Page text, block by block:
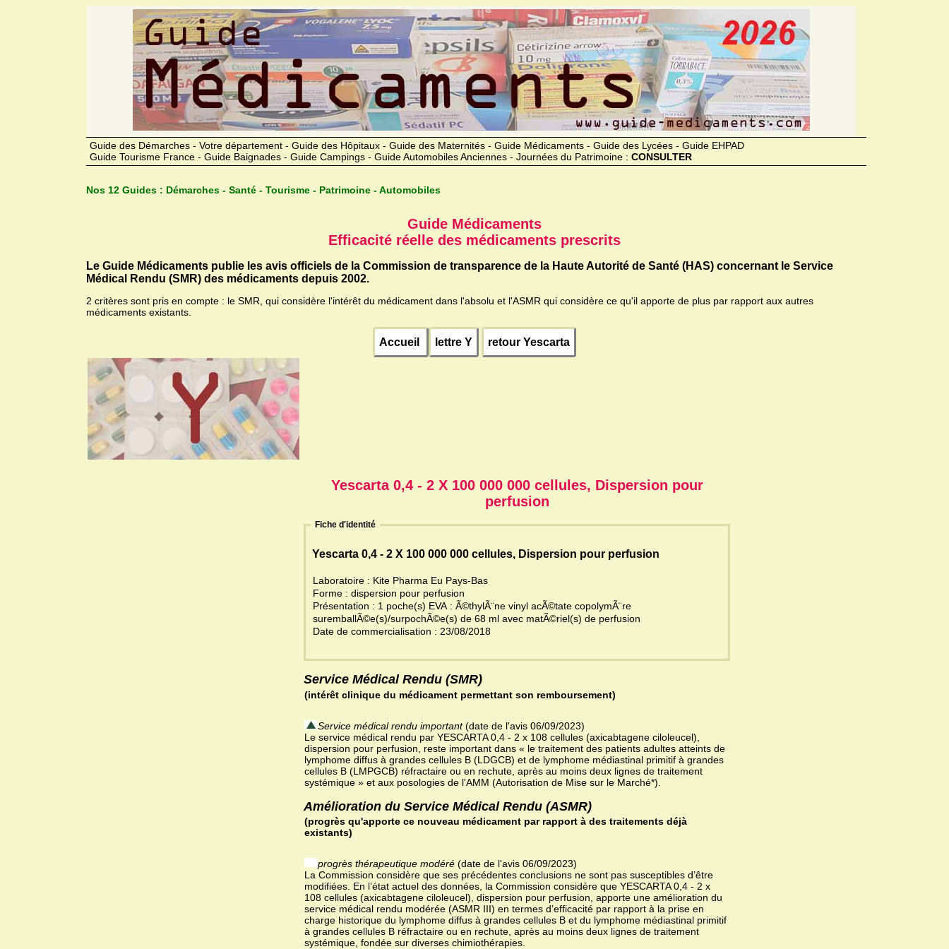
Guide des Démarches - Votre département - Guide des Hôpitaux - Guide des Maternités - Guide Médicaments - Guide des Lycées - Guide EHPAD
Guide Tourisme France - Guide Baignades - Guide Campings - Guide Automobiles Anciennes - Journées du Patrimoine : CONSULTER
Nos 12 Guides : Démarches - Santé - Tourisme - Patrimoine - Automobiles
Guide Médicaments
Efficacité réelle des médicaments prescrits
Le Guide Médicaments publie les avis officiels de la Commission de transparence de la Haute Autorité de Santé (HAS) concernant le Service
Médical Rendu (SMR) des médicaments depuis 2002.
2 critères sont pris en compte : le SMR, qui considère l'intérêt du médicament dans l'absolu et l'ASMR qui considère ce qu'il apporte de plus par rapport aux autres
médicaments existants.
Accueil lettre Y retour Yescarta
Yescarta 0,4 - 2 X 100 000 000 cellules, Dispersion pour
perfusion
Fiche d'identité
Yescarta 0,4 - 2 X 100 000 000 cellules, Dispersion pour perfusion
Laboratoire : Kite Pharma Eu Pays-Bas
Forme : dispersion pour perfusion
Présentation : 1 poche(s) EVA : Ã©thylÃ¨ne vinyl acÃ©tate copolymÃ¨re
suremballÃ©e(s)/surpochÃ©e(s) de 68 ml avec matÃ©riel(s) de perfusion
Date de commercialisation : 23/08/2018
Service Médical Rendu (SMR)
(intérêt clinique du médicament permettant son remboursement)
Service médical rendu important(date de l'avis 06/09/2023)
Le service médical rendu par YESCARTA 0,4 - 2 x 108 cellules (axicabtagene ciloleucel),
dispersion pour perfusion, reste important dans « le traitement des patients adultes atteints de
lymphome diffus à grandes cellules B (LDGCB) et de lymphome médiastinal primitif à grandes
cellules B (LMPGCB) réfractaire ou en rechute, après au moins deux lignes de traitement
systémique » et aux posologies de l'AMM (Autorisation de Mise sur le Marché*).
Amélioration du Service Médical Rendu (ASMR)
(progrès qu'apporte ce nouveau médicament par rapport à des traitements déjà
existants)
progrès thérapeutique modéré (date de l'avis 06/09/2023)
La Commission considère que ses précédentes conclusions ne sont pas susceptibles d’être
modifiées. En l’état actuel des données, la Commission considère que YESCARTA 0,4 - 2 x
108 cellules (axicabtagene ciloleucel), dispersion pour perfusion, apporte une amélioration du
service médical rendu modérée (ASMR III) en termes d’efficacité par rapport à la prise en
charge historique du lymphome diffus à grandes cellules B et du lymphome médiastinal primitif
à grandes cellules B réfractaire ou en rechute, après au moins deux lignes de traitement
systémique, fondée sur diverses chimiothérapies.